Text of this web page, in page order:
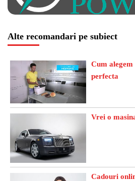
Alte recomandari pe subiect
Cum alegem
perfecta
Vrei o
Cadouri